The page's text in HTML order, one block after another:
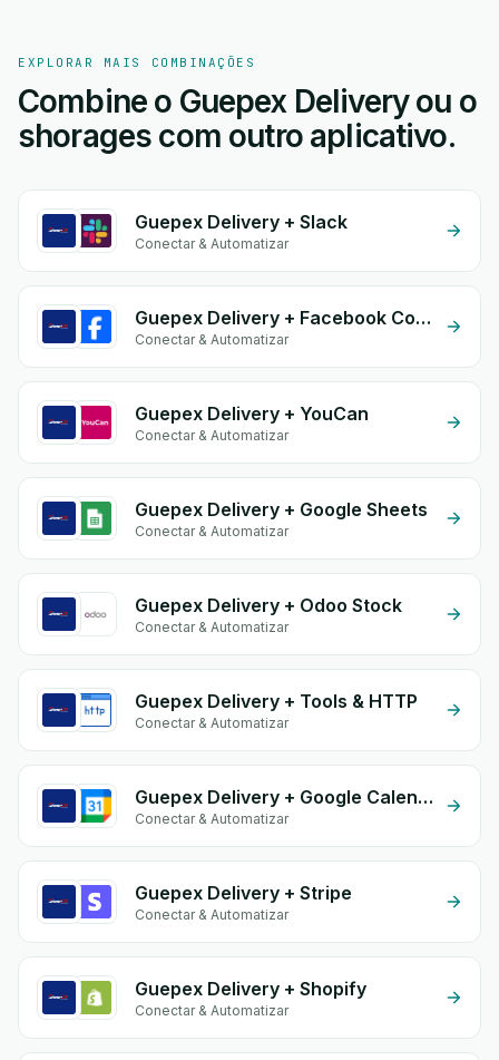
EXPLORAR MAIS COMBINAÇÕES
Combine o Guepex Delivery ou o
shorages com outro aplicativo.
Guepex Delivery + Slack
Conectar & Automatizar
Guepex Delivery + Facebook Commerce
Conectar & Automatizar
Guepex Delivery + YouCan
Conectar & Automatizar
Guepex Delivery + Google Sheets
Conectar & Automatizar
Guepex Delivery + Odoo Stock
Conectar & Automatizar
Guepex Delivery + Tools & HTTP
Conectar & Automatizar
Guepex Delivery + Google Calendar
Conectar & Automatizar
Guepex Delivery + Stripe
Conectar & Automatizar
Guepex Delivery + Shopify
Conectar & Automatizar